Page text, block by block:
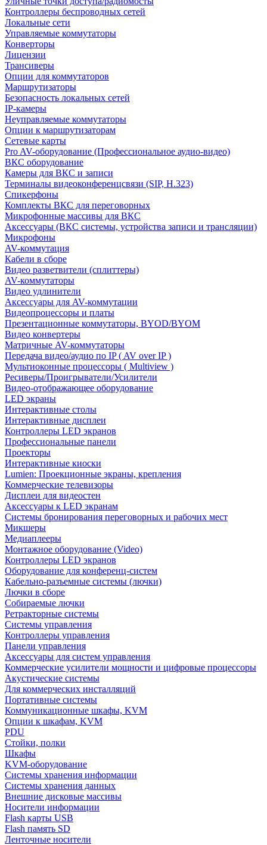
Контроллеры беспроводных сетей
Локальные сети
Управляемые коммутаторы
Конверторы
Лицензии
Трансиверы
Опции для коммутаторов
Маршрутизаторы
Безопасность локальных сетей
IP-камеры
Неуправляемые коммутаторы
Опции к маршрутизаторам
Сетевые карты
Pro AV-оборудование (Профессиональное аудио-видео)
ВКС оборудование
Камеры для ВКС и записи
Терминалы видеоконференцсвязи (SIP, H.323)
Спикерфоны
Комплекты ВКС для переговорных
Микрофонные массивы для ВКС
Аксессуары (ВКС системы, устройства записи и трансляции)
Микрофоны
AV-коммутация
Кабели в сборе
Видео разветвители (сплиттеры)
AV-коммутаторы
Видео удлинители
Аксессуары для AV-коммутации
Видеопроцессоры и платы
Презентационные коммутаторы, BYOD/BYOM
Видео конвертеры
Матричные AV-коммутаторы
Передача видео/аудио по IP ( AV over IP )
Мультиоконные процессоры ( Multiview )
Ресиверы/Проигрыватели/Усилители
Видео-отображающее оборудование
LED экраны
Интерактивные столы
Интерактивные дисплеи
Контроллеры LED экранов
Профессиональные панели
Проекторы
Интерактивные киоски
Lumien: Проекционные экраны, крепления
Коммерческие телевизоры
Дисплеи для видеостен
Аксессуары к LED экранам
Системы бронирования переговорных и рабочих мест
Микшеры
Медиаплееры
Монтажное оборудование (Video)
Контроллеры LED экранов
Оборудование для конференц-систем
Кабельно-разъемные системы (лючки)
Лючки в сборе
Собираемые лючки
Ретракторные системы
Системы управления
Контроллеры управления
Панели управления
Аксессуары для систем управления
Коммерческие усилители мощности и цифровые процессоры
Акустические системы
Для коммерческих инсталляций
Портативные системы
Коммуникационные шкафы, KVM
Опции к шкафам, KVM
PDU
Стойки, полки
Шкафы
KVM-оборудование
Системы хранения информации
Системы хранения данных
Внешние дисковые массивы
Носители информации
Flash карты USB
Flash память SD
Ленточные носители